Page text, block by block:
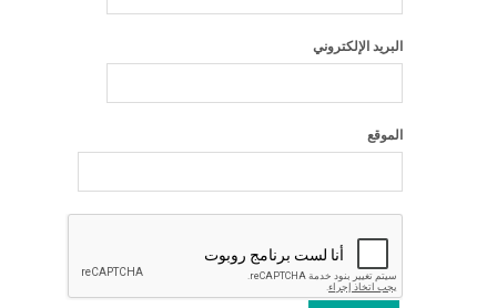
البريد الإلكتروني
الموقع